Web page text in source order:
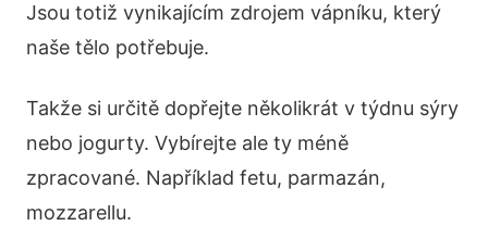
Jsou totiž vynikajícím zdrojem vápníku, který
naše tělo potřebuje.
Takže si určitě dopřejte několikrát v týdnu sýry
nebo jogurty. Vybírejte ale ty méně
zpracované. Například fetu, parmazán,
mozzarellu.